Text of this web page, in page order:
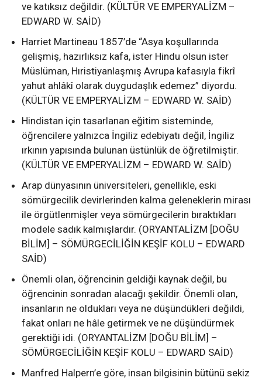
ve katıksız değildir. (KÜLTÜR VE EMPERYALİZM –
EDWARD W. SAİD)
Harriet Martineau 1857’de “Asya koşullarında
gelişmiş, hazırlıksız kafa, ister Hindu olsun ister
Müslüman, Hıristiyanlaşmış Avrupa kafasıyla fikrî
yahut ahlâkî olarak duygudaşlık edemez” diyordu.
(KÜLTÜR VE EMPERYALİZM – EDWARD W. SAİD)
Hindistan için tasarlanan eğitim sisteminde,
öğrencilere yalnızca İngiliz edebiyatı değil, İngiliz
ırkının yapısında bulunan üstünlük de öğretilmiştir.
(KÜLTÜR VE EMPERYALİZM – EDWARD W. SAİD)
Arap dünyasının üniversiteleri, genellikle, eski
sömürgecilik devirlerinden kalma geleneklerin mirası
ile örgütlenmişler veya sömürgecilerin bıraktıkları
modele sadık kalmışlardır. (ORYANTALİZM [DOĞU
BİLİM] – SÖMÜRGECİLİĞİN KEŞİF KOLU – EDWARD
SAİD)
Önemli olan, öğrencinin geldiği kaynak değil, bu
öğrencinin sonradan alacağı şekildir. Önemli olan,
insanların ne oldukları veya ne düşündükleri değildi,
fakat onları ne hâle getirmek ve ne düşündürmek
gerektiği idi. (ORYANTALİZM [DOĞU BİLİM] –
SÖMÜRGECİLİĞİN KEŞİF KOLU – EDWARD SAİD)
Manfred Halpern’e göre, insan bilgisinin bütünü sekiz